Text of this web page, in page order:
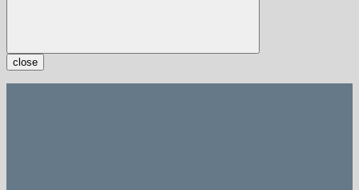
close